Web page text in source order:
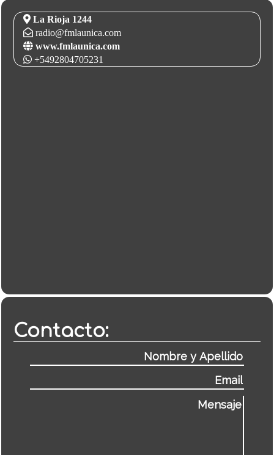
La Rioja 1244
radio@fmlaunica.com
www.fmlaunica.com
+5492804705231
Contacto: